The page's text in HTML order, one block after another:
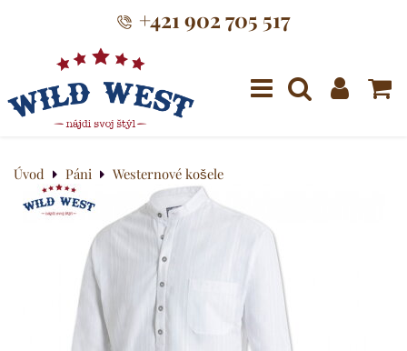
+421 902 705 517
Menu
Úvod Páni Westernové košele